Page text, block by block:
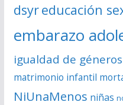
dsyreducación
embarazo
igualdad de géneros
matrimonio infantil
NiUnaMenos niñas